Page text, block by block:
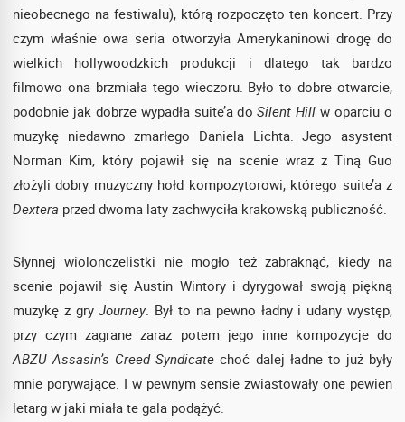
nieobecnego na festiwalu), którą rozpoczęto ten koncert. Przy
czym właśnie owa seria otworzyła Amerykaninowi drogę do
wielkich hollywoodzkich produkcji i dlatego tak bardzo
filmowo ona brzmiała tego wieczoru. Było to dobre otwarcie,
podobnie jak dobrze wypadła suite’a doSilent Hill w oparciu o
muzykę niedawno zmarłego Daniela Lichta. Jego asystent
Norman Kim, który pojawił się na scenie wraz z Tiną Guo
złożyli dobry muzyczny hołd kompozytorowi, którego suite’a z
Dextera przed dwoma laty zachwyciła krakowską publiczność.
Słynnej wiolonczelistki nie mogło też zabraknąć, kiedy na
scenie pojawił się Austin Wintory i dyrygował swoją piękną
muzykę z gryJourney. Był to na pewno ładny i udany występ,
przy czym zagrane zaraz potem jego inne kompozycje do
ABZU Assasin’s Creed Syndicate choć dalej ładne to już były
mnie porywające. I w pewnym sensie zwiastowały one pewien
letarg w jaki miała te gala podążyć.